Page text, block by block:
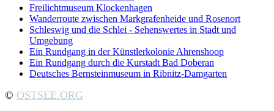
Freilichtmuseum Klockenhagen
Wanderroute zwischen Markgrafenheide und Rosenort
Schleswig und die Schlei - Sehenswertes in Stadt und
Umgebung
Ein Rundgang in der Künstlerkolonie Ahrenshoop
Ein Rundgang durch die Kurstadt Bad Doberan
Deutsches Bernsteinmuseum in Ribnitz-Damgarten
© OSTSEE.ORG